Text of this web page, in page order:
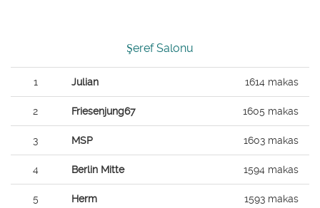
Şeref Salonu
1 Julian 1614 makas
2 Friesenjung67 1605 makas
3 MSP 1603 makas
4 Berlin Mitte 1594 makas
5 Herm 1593 makas